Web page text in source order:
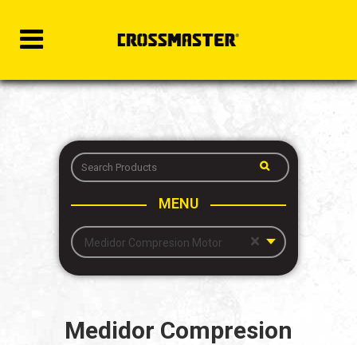
MENU
×
Medidor Compresion Motor
Medidor Compresion